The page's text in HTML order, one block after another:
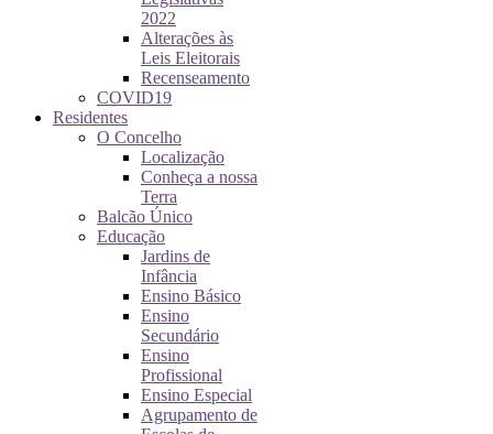
2022
Alterações às
Leis Eleitorais
Recenseamento
COVID19
Residentes
O Concelho
Localização
Conheça a nossa
Terra
Balcão Único
Educação
Jardins de
Infância
Ensino Básico
Ensino
Secundário
Ensino
Profissional
Ensino Especial
Agrupamento de